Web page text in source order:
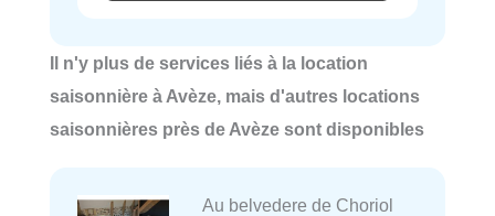
Il n'y plus de services liés à la location
saisonnière à Avèze, mais d'autres locations
saisonnières près de Avèze sont disponibles
Au belvedere de Choriol